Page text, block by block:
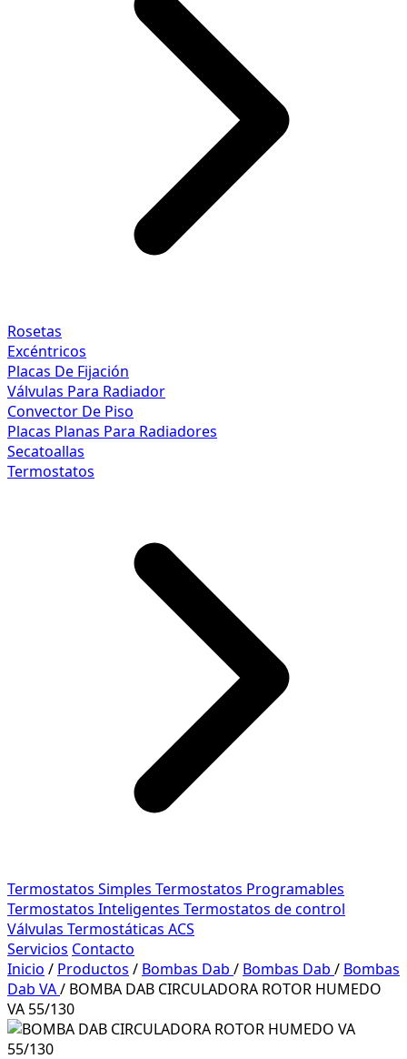
Rosetas
Excéntricos
Placas De Fijación
Válvulas Para Radiador
Convector De Piso
Placas Planas Para Radiadores
Secatoallas
Termostatos
Termostatos Simples Termostatos Programables
Termostatos Inteligentes Termostatos de control
Válvulas Termostáticas ACS
Servicios Contacto
Inicio / Productos / Bombas Dab / Bombas Dab / Bombas
Dab VA/ BOMBA DAB CIRCULADORA ROTOR HUMEDO
VA 55/130